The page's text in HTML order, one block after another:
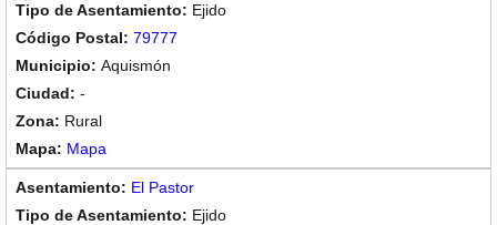
Ejido
79777
Aquismón
-
Rural
Mapa
El Pastor
Ejido